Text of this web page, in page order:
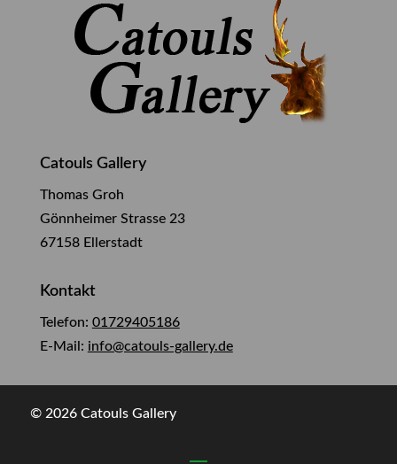
Catouls Gallery
Thomas Groh
Gönnheimer Strasse 23
67158 Ellerstadt
Kontakt
Telefon: 01729405186
E-Mail: info@catouls-gallery.de
© 2026 Catouls Gallery